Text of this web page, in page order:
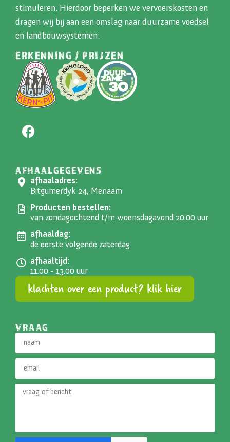
stimuleren. Hierdoor beperken we vervoerskosten en
dragen wij bij aan een omslag naar duurzame voedsel
en landbouwsystemen.
ERKENNING / PRIJZEN
AFHAALGEGEVENS
afhaaladres:
Bitgumerdyk 24, Menaam
Producten bestellen:
van zondagochtend t/m woensdagavond 20:00 uur
afhaaldag:
de eerste volgende zaterdag
afhaaltijd:
11.00 - 13.00 uur
klachten over een product? klik hier
VRAAG